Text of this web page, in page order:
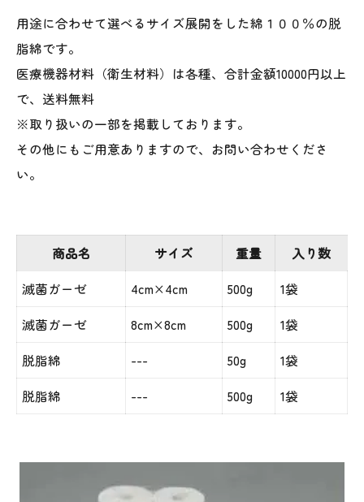
用途に合わせて選べるサイズ展開をした綿１００％の脱
脂綿です。
医療機器材料（衛生材料）は各種、合計金額10000円以上
で、送料無料
※取り扱いの一部を掲載しております。
その他にもご用意ありますので、お問い合わせくださ
い。
商品名 サイズ 重量
入り数
滅菌ガーゼ
4cm×4cm 500g
1袋
滅菌ガーゼ
8cm×8cm 500g
1袋
脱脂綿
--- 50g
1袋
脱脂綿
--- 500g 1袋